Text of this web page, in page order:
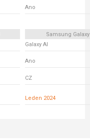
Ano
Samsung Galaxy
Galaxy AI
Ano
CZ
Leden 2024